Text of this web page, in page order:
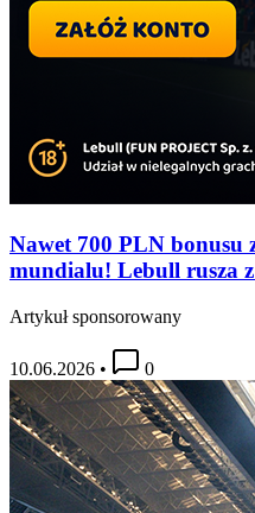
Nawet 700 PLN bonusu
mundialu! Lebull rusza
Artykuł sponsorowany
10.06.2026 • 0